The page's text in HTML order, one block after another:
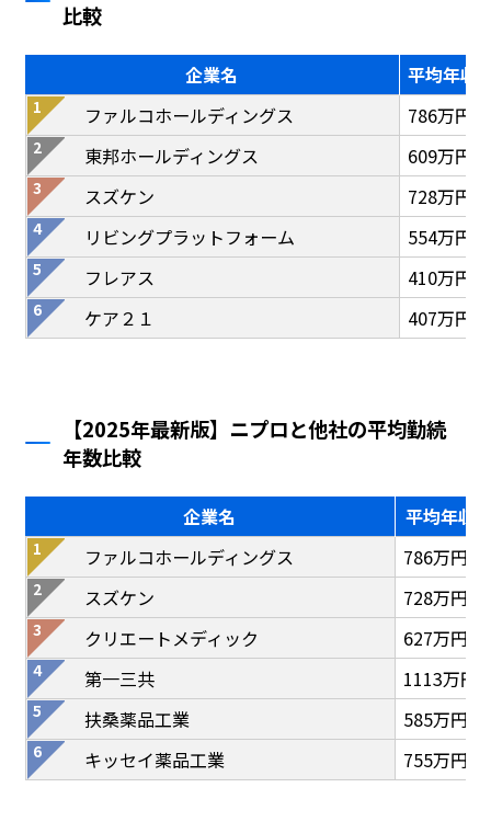
比較
企業名
平均年収
ファルコホールディングス
786万円
東邦ホールディングス
609万円
スズケン
728万円
リビングプラットフォーム
554万円
フレアス
410万円
ケア２１
407万円
【2025年最新版】ニプロと他社の平均勤続
年数比較
企業名
平均年収
ファルコホールディングス
786万円
スズケン
728万円
クリエートメディック
627万円
第一三共
1113万円
扶桑薬品工業
585万円
キッセイ薬品工業
755万円